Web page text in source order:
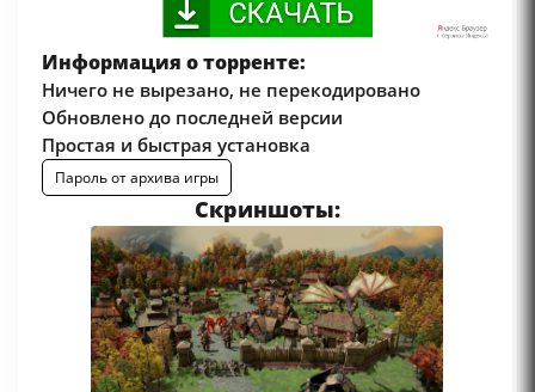
Информация о торренте:
Ничего не вырезано, не перекодировано
Обновлено до последней версии
Простая и быстрая установка
Пароль от архива игры
Скриншоты: